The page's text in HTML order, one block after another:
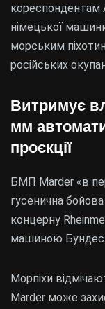
кореспондентам
німецької
морським
російських
Витримує
мм
проєкції
БМП Marder «в
гусенична
концерну
машиною
Морпіхи
Marder може